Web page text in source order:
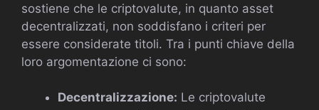
sostiene che le criptovalute, in quanto asset
decentralizzati, non soddisfano i criteri per
essere considerate titoli. Tra i punti chiave della
loro argomentazione ci sono:
Decentralizzazione: Le criptovalute